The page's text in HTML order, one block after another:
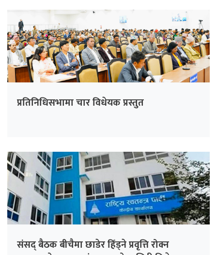
प्रतिनिधिसभामा चार विधेयक प्रस्तुत
संसद् बैठक बीचैमा छाडेर हिँड्ने प्रवृत्ति रोक्न